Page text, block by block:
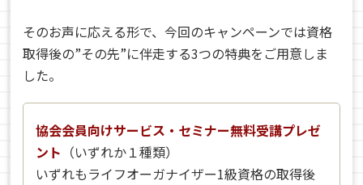
そのお声に応える形で、今回のキャンペーンでは資格
取得後の”その先”に伴走する3つの特典をご用意しま
した。
協会会員向けサービス・セミナー無料受講プレゼ
ント （いずれか１種類）
いずれもライフオーガナイザー1級資格の取得後